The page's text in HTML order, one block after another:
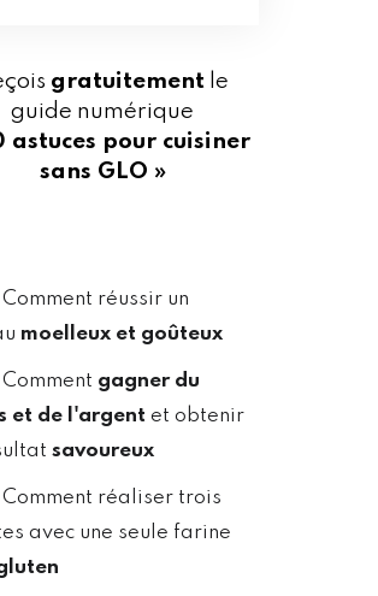
gratuitement le
guide numérique
astuces pour cuisiner
sans GLO »
Comment réussir un
moelleux et goûteux
Comment gagner du
et de l'argent et obtenir
savoureux
Comment réaliser trois
avec une seule farine